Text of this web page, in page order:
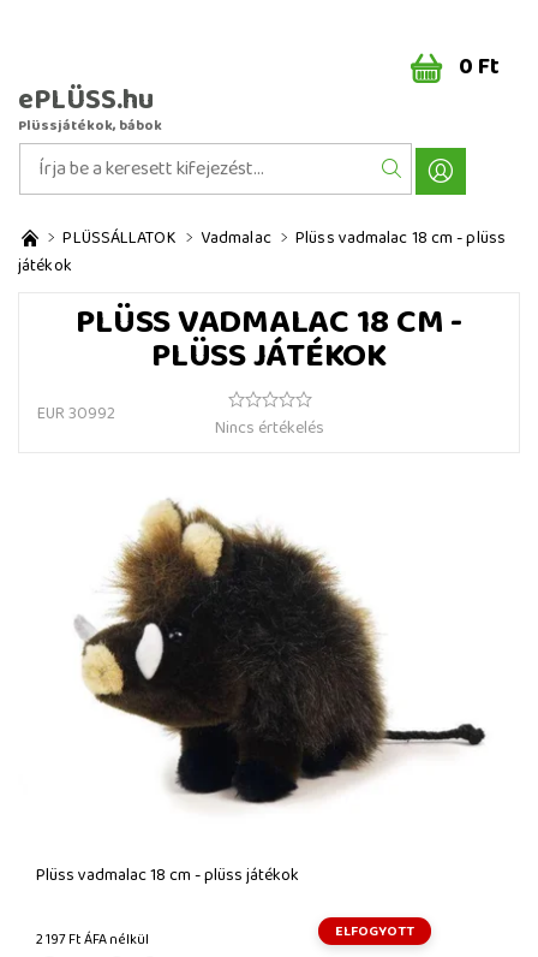
ePLÜSS.hu
Plüssjátékok, bábok
0 Ft
PLÜSSÁLLATOK Vadmalac
Plüss vadmalac 18 cm - plüss
játékok
PLÜSS VADMALAC 18 CM -
PLÜSS JÁTÉKOK
EUR 30992
Nincs értékelés
Plüss vadmalac 18 cm - plüss játékok
2 197 Ft ÁFA nélkül ELFOGYOTT